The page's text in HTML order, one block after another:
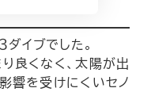
ダイブでした。
良くなく、太陽が出
響を受けにくいセノ